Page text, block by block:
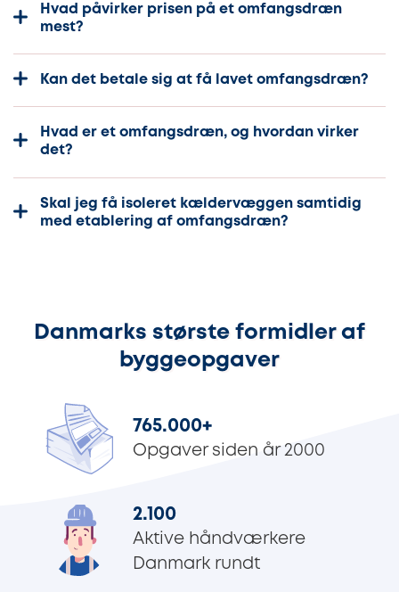
Hvad påvirker prisen på et omfangsdræn
mest?
Kan det betale sig at få lavet omfangsdræn?
Hvad er et omfangsdræn, og hvordan virker
det?
Skal jeg få isoleret kældervæggen samtidig
med etablering af omfangsdræn?
Danmarks største formidler af
byggeopgaver
765.000+
Opgaver siden år 2000
2.100
Aktive håndværkere
Danmark rundt